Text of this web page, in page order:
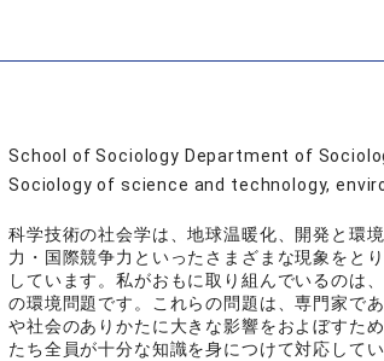
School of Sociology Department of
Sociology of science and technology,
科学技術の社会学は、地球温暖化、開発と環
力・国際競争力といったさまざまな現象をと
しています。私がおもに取り組んでいるのは
の環境問題です。これらの問題は、専門家で
や社会のありかたに大きな影響をおよぼすた
たち全員が十分な知識を身につけて対応して